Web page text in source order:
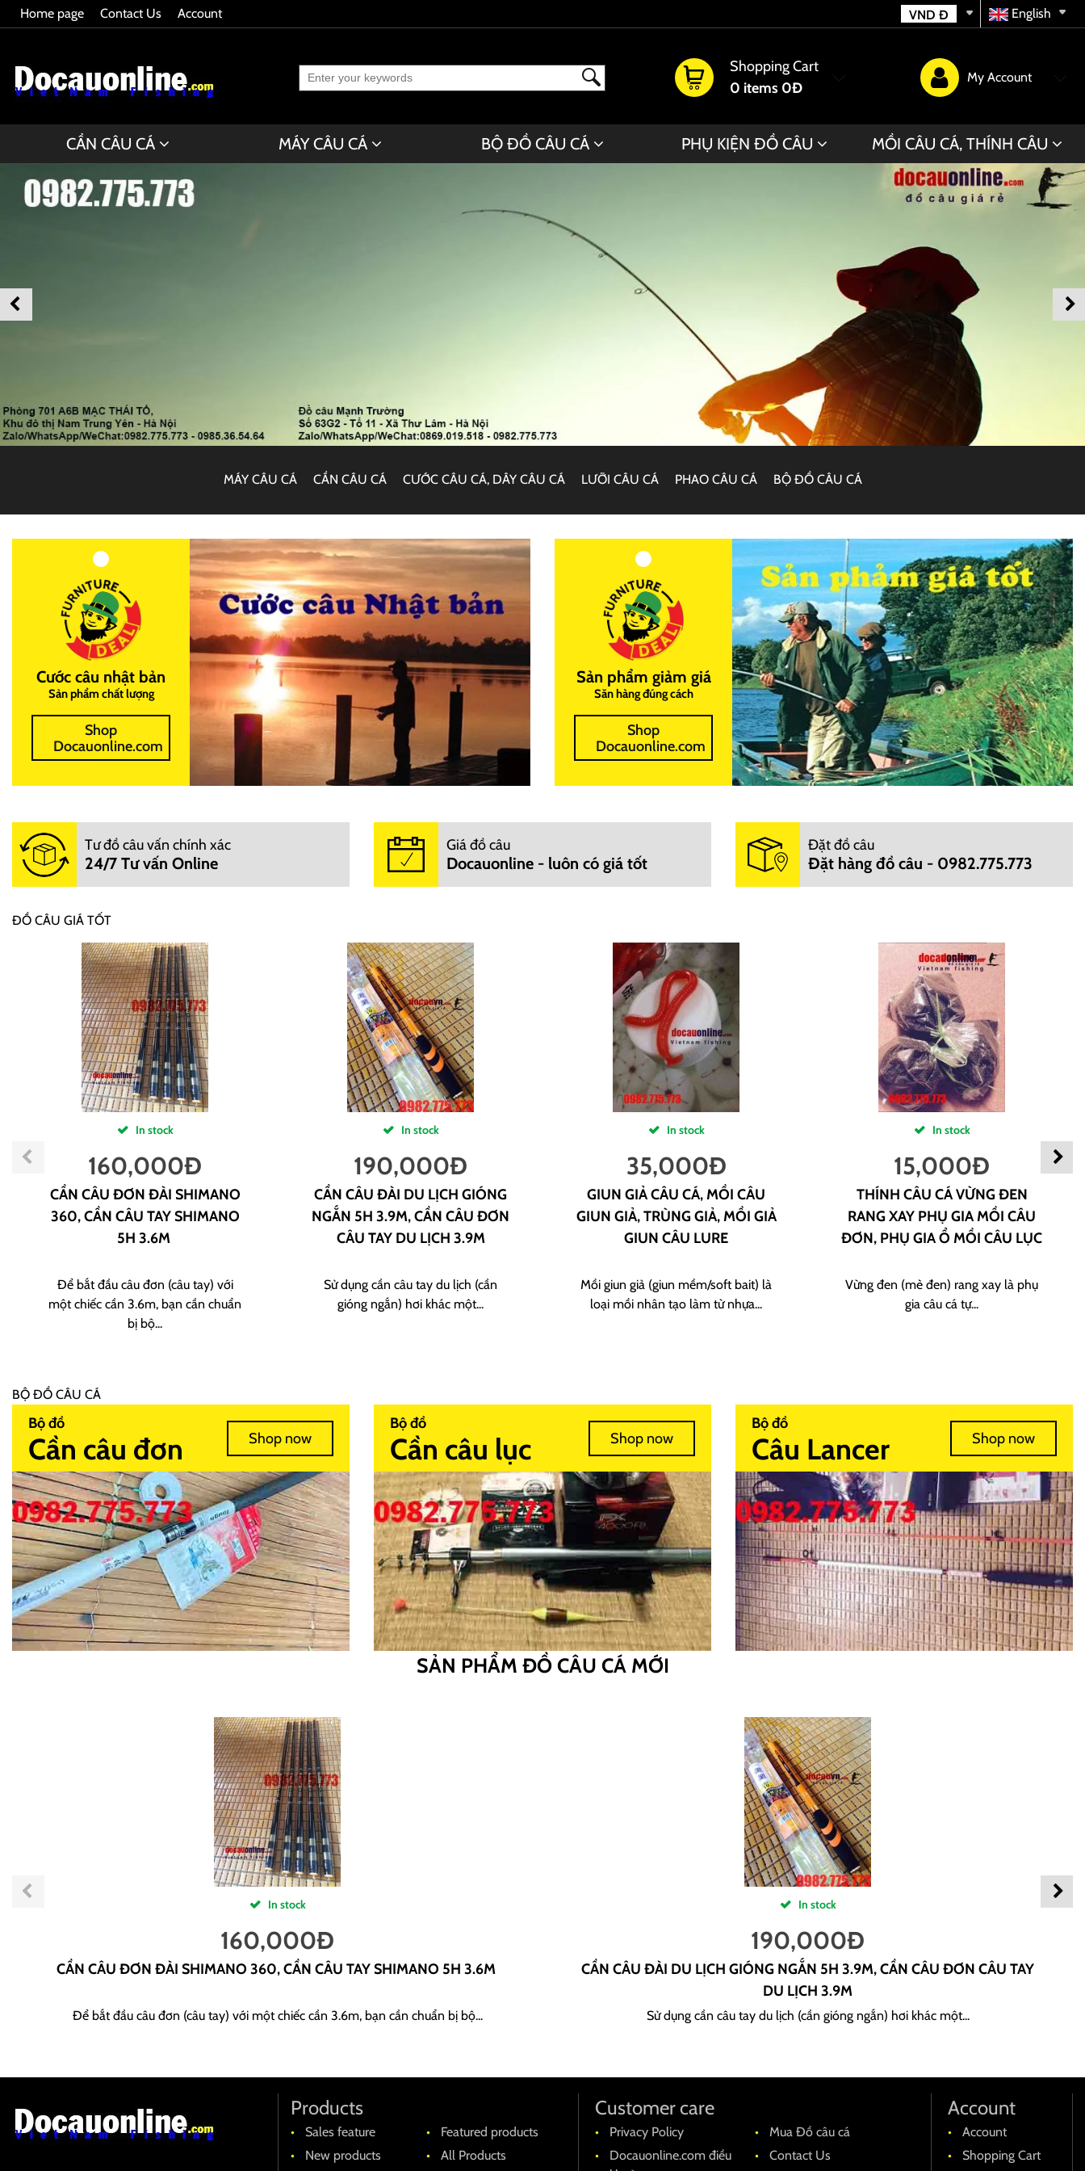
Home page Contact Us Account English
VND Đ
Shopping Cart
0 items 0Đ
My Account
CẦN CÂU CÁ MÁY CÂU CÁ BỘ ĐỒ CÂU CÁ PHỤ KIỆN ĐỒ CÂU MỒI CÂU CÁ, THÍNH CÂU
MÁY CÂU CÁ CẦN CÂU CÁ CƯỚC CÂU CÁ, DÂY CÂU CÁ LƯỠI CÂU CÁ PHAO CÂU CÁ BỘ ĐỒ CÂU CÁ
Cước câu nhật bản
Sản phẩm chất lượng
Shop
Docauonline.com
Sản phẩm giảm giá
Săn hàng đúng cách
Shop
Docauonline.com
Tư đồ câu vấn chính xác
24/7 Tư vấn Online
Giá đồ câu
Docauonline - luôn có giá tốt
Đặt đồ câu
Đặt hàng đồ câu - 0982.775.773
ĐỒ CÂU GIÁ TỐT
In stock
160,000Đ
CẦN CÂU ĐƠN ĐÀI SHIMANO
360, CẦN CÂU TAY SHIMANO
5H 3.6M
Để bắt đầu câu đơn (câu tay) với
một chiếc cần 3.6m, bạn cần chuẩn
bị bộ...
In stock
190,000Đ
CẦN CÂU ĐÀI DU LỊCH GIÓNG
NGẮN 5H 3.9M, CẦN CÂU ĐƠN
CÂU TAY DU LỊCH 3.9M
Sử dụng cần câu tay du lịch (cần
gióng ngắn) hơi khác một...
In stock
35,000Đ
GIUN GIẢ CÂU CÁ, MỒI CÂU
GIUN GIẢ, TRÙNG GIẢ, MỒI GIẢ
GIUN CÂU LURE
Mồi giun giả (giun mềm/soft bait) là
loại mồi nhân tạo làm từ nhựa...
In stock
15,000Đ
THÍNH CÂU CÁ VỪNG ĐEN
RANG XAY PHỤ GIA MỒI CÂU
ĐƠN, PHỤ GIA Ổ MỒI CÂU LỤC
Vừng đen (mè đen) rang xay là phụ
gia câu cá tự...
BỘ ĐỒ CÂU CÁ
Bộ đồ
Cần câu đơn Shop now
Bộ đồ
Cần câu lục Shop now
Bộ đồ
Câu Lancer Shop now
SẢN PHẨM ĐỒ CÂU CÁ MỚI
In stock
160,000Đ
CẦN CÂU ĐƠN ĐÀI SHIMANO 360, CẦN CÂU TAY SHIMANO 5H 3.6M
Để bắt đầu câu đơn (câu tay) với một chiếc cần 3.6m, bạn cần chuẩn bị bộ...
In stock
190,000Đ
CẦN CÂU ĐÀI DU LỊCH GIÓNG NGẮN 5H 3.9M, CẦN CÂU ĐƠN CÂU TAY
DU LỊCH 3.9M
Sử dụng cần câu tay du lịch (cần gióng ngắn) hơi khác một...
Products
Sales feature
Featured products
New products
All Products
Customer care
Privacy Policy
Mua Đồ câu cá
Docauonline.com điều
Contact Us
Account
Account
Shopping Cart